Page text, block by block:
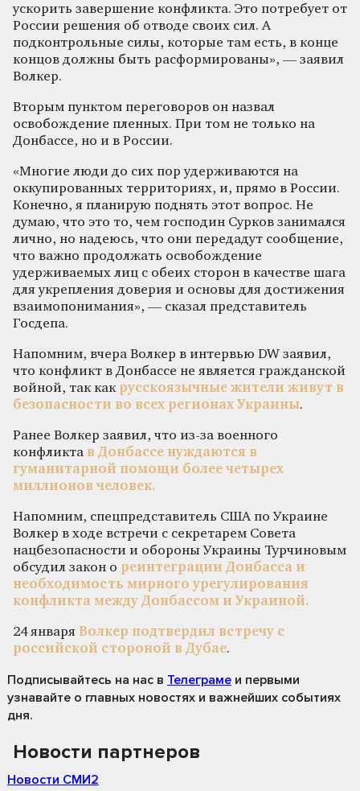
ускорить завершение конфликта. Это потребует от
России решения об отводе своих сил. А
подконтрольные силы, которые там есть, в конце
концов должны быть расформированы», — заявил
Волкер.
Вторым пунктом переговоров он назвал
освобождение пленных. При том не только на
Донбассе, но и в России.
«Многие люди до сих пор удерживаются на
оккупированных территориях, и, прямо в России.
Конечно, я планирую поднять этот вопрос. Не
думаю, что это то, чем господин Сурков занимался
лично, но надеюсь, что они передадут сообщение,
что важно продолжать освобождение
удерживаемых лиц с обеих сторон в качестве шага
для укрепления доверия и основы для достижения
взаимопонимания», — сказал представитель
Госдепа.
Напомним, вчера Волкер в интервью DW заявил,
что конфликт в Донбассе не является гражданской
войной, так как русскоязычные жители живут в
безопасности во всех регионах Украины.
Ранее Волкер заявил, что из-за военного
конфликта в Донбассе нуждаются в
гуманитарной помощи более четырех
миллионов человек.
Напомним, спецпредставитель США по Украине
Волкер в ходе встречи с секретарем Совета
нацбезопасности и обороны Украины Турчиновым
обсудил закон о реинтеграции Донбасса и
необходимость мирного урегулирования
конфликта между Донбассом и Украиной.
24 января Волкер подтвердил встречу с
российской стороной в Дубае.
Подписывайтесь на нас в Телеграме и первыми
узнавайте о главных новостях и важнейших событиях
дня.
Новости партнеров
Новости СМИ2